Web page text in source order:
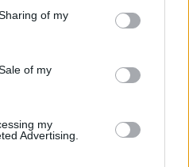
of my
of my
my
Advertising.
τυχόν μολύνσεις ή
τοποθέτησης του
να υπάρχει ανησυχία,
να αναστραφεί